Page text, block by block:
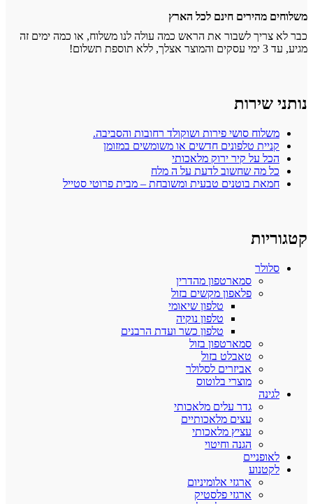
משלוחים מהירים חינם לכל הארץ
כבר לא צריך לשבור את הראש כמה עולה לנו משלוח, או כמה ימים זה
מגיע, עד 3 ימי עסקים והמוצר אצלך, ללא תוספת תשלום!
נותני שירות
משלוח סושי פירות ושוקולד רחובות והסביבה.
קניית טלפונים חדשים או משומשים במזומן
הכל על קיר ירוק מלאכותי
כל מה שחשוב לדעת על ה מלח
חמאת בוטנים טבעית ומשובחת – מבית פרוטי סטייל
קטגוריות
סלולר
סמארטפון מהדרין
פלאפון מקשים בזול
טלפון שיאומי
טלפון נוקיה
טלפון כשר ועדת הרבנים
סמארטפון בזול
טאבלט בזול
אביזרים לסלולר
מוצרי בלוטוס
לגינה
גדר עלים מלאכותי
עצים מלאכותיים
עציץ מלאכותי
הגנה וחיטוי
לאופניים
לקטנוע
ארגזי אלומיניום
ארגזי פלסטיק